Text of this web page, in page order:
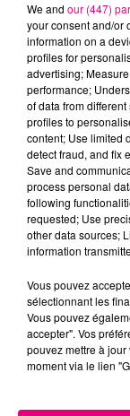
Cancer
Balance
We and our (447)
your consent and/or
information on a
profiles for
advertising;
performance;
of data from
profiles to
content; Use limited
detect fraud, and fix
Save and
process personal
following
requested; Use
other data sources;
information
Vous pouvez
sélectionnant les
Vous pouvez
accepter". Vos
pouvez mettre à
moment via le lien